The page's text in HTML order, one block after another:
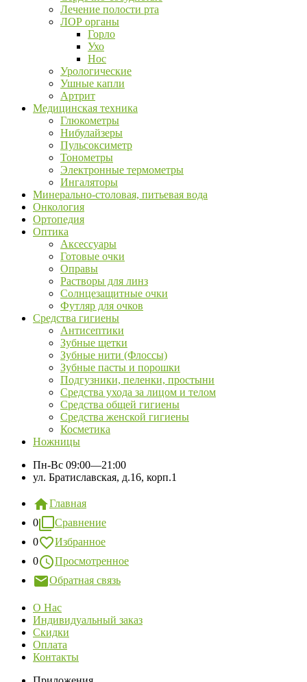
Лечение полости рта
ЛОР органы
Горло
Ухо
Нос
Урологические
Ушные капли
Артрит
Медицинская техника
Глюкометры
Нибулайзеры
Пульсоксиметр
Тонометры
Электронные термометры
Ингаляторы
Минерально-столовая, питьевая вода
Онкология
Ортопедия
Оптика
Аксессуары
Готовые очки
Оправы
Растворы для линз
Солнцезащитные очки
Футляр для очков
Средства гигиены
Антисептики
Зубные щетки
Зубные нити (Флоссы)
Зубные пасты и порошки
Подгузники, пеленки, простыни
Средства ухода за лицом и телом
Средства общей гигиены
Средства женской гигиены
Косметика
Ножницы
Пн-Вс 09:00—21:00
ул. Братиславская, д.16, корп.1
Главная
0
Сравнение
0
Избранное
0
Просмотренное
Обратная связь
О Нас
Индивидуальный заказ
Скидки
Оплата
Контакты